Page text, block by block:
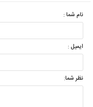
نام شما :
ایمیل :
نظر شما: